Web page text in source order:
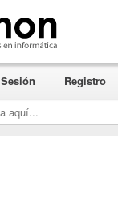
Registro